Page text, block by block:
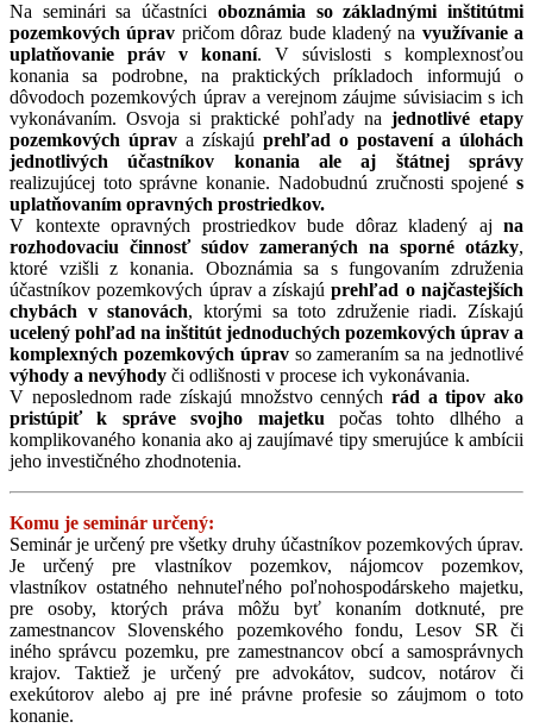
Na seminári sa účastníci oboznámia so základnými inštitútmi
pozemkových úprav pričom dôraz bude kladený na využívanie a
uplatňovanie práv v konaní. V súvislosti s komplexnosťou
konania sa podrobne, na praktických príkladoch informujú o
dôvodoch pozemkových úprav a verejnom záujme súvisiacim s ich
vykonávaním. Osvoja si praktické pohľady na jednotlivé etapy
pozemkových úprav a získajú prehľad o postavení a úlohách
jednotlivých účastníkov konania ale aj štátnej správy
realizujúcej toto správne konanie. Nadobudnú zručnosti spojené s
uplatňovaním opravných prostriedkov.
V kontexte opravných prostriedkov bude dôraz kladený aj na
rozhodovaciu činnosť súdov zameraných na sporné otázky,
ktoré vzišli z konania. Oboznámia sa s fungovaním združenia
účastníkov pozemkových úprav a získajúprehľad o najčastejších
chybách v stanovách, ktorými sa toto združenie riadi. Získajú
ucelený pohľad na inštitút jednoduchých pozemkových úprav a
komplexných pozemkových úpravso zameraním sa na jednotlivé
výhody a nevýhody či odlišnosti v procese ich vykonávania.
V neposlednom rade získajú množstvo cenných rád a tipov ako
pristúpiť k správe svojho majetku počas tohto dlhého a
komplikovaného konania ako aj zaujímavé tipy smerujúce k ambícii
jeho investičného zhodnotenia.
Komu je seminár určený:
Seminár je určený pre všetky druhy účastníkov pozemkových úprav.
Je určený pre vlastníkov pozemkov, nájomcov pozemkov,
vlastníkov ostatného nehnuteľného poľnohospodárskeho majetku,
pre osoby, ktorých práva môžu byť konaním dotknuté, pre
zamestnancov Slovenského pozemkového fondu, Lesov SR či
iného správcu pozemku, pre zamestnancov obcí a samosprávnych
krajov. Taktiež je určený pre advokátov, sudcov, notárov či
exekútorov alebo aj pre iné právne profesie so záujmom o toto
konanie.